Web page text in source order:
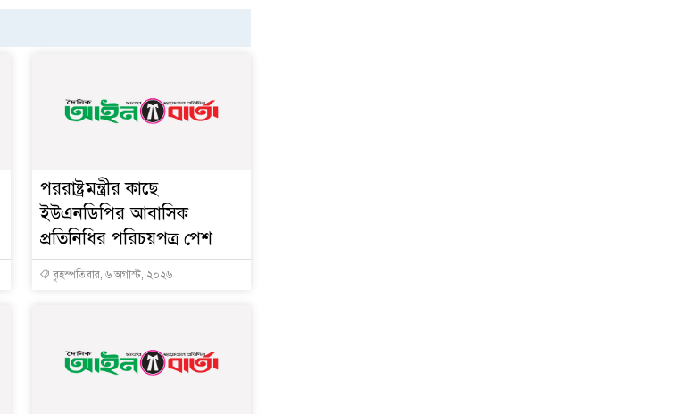
পররাষ্ট্রমন্ত্রীর কা‌ছে
ইউএনডিপির আবাসিক
প্রতিনিধির পরিচয়পত্র পেশ
বৃহস্পতিবার, ৬ অগাস্ট, ২০২৬